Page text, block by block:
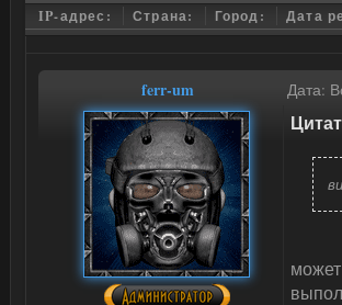
IP-адрес: Страна: Город: Дата
ferr-um Дата: